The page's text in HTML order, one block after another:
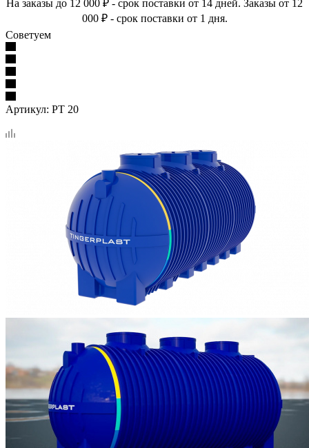
На заказы до 12 000 ₽ - срок поставки от 14 дней. Заказы от 12
000 ₽ - срок поставки от 1 дня.
Советуем
Артикул: PT 20